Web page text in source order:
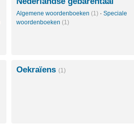
Algemene woordenboeken (1) · Speciale
woordenboeken (1)
Oekraïens (1)